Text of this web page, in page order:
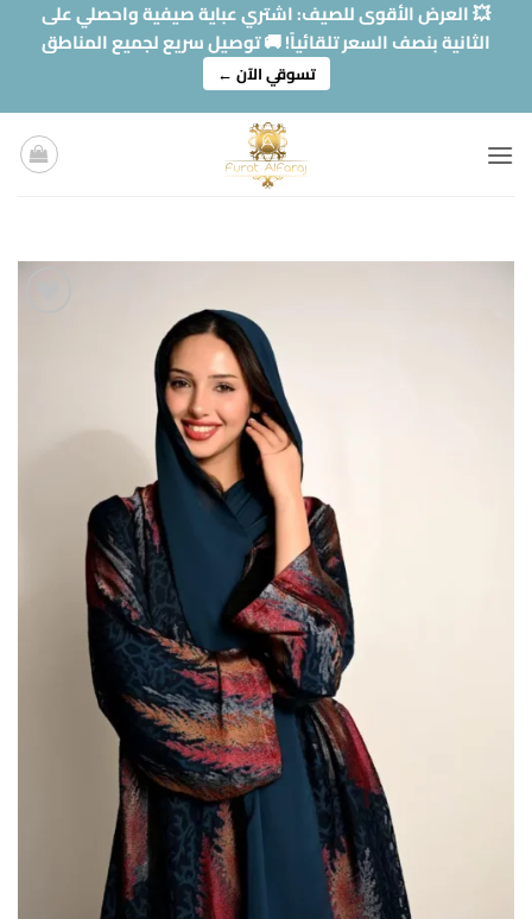
تخطي
للمحتوى
💥 العرض الأقوى للصيف: اشتري عباية صيفية واحصلي على
الثانية بنصف السعر تلقائياً! 🚚 توصيل سريع لجميع المناطق
تسوقي الآن ←